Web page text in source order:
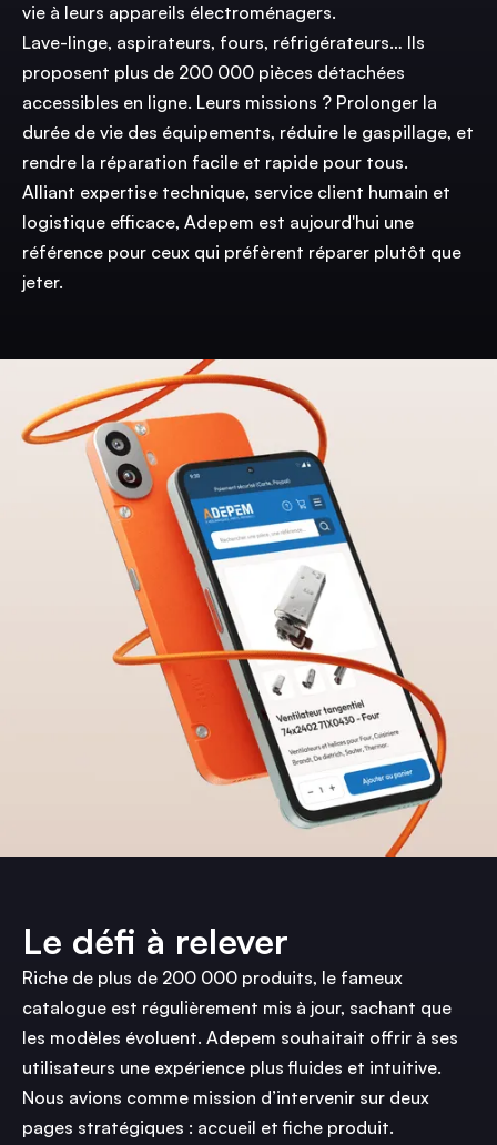
vie à leurs appareils électroménagers.
Lave-linge, aspirateurs, fours, réfrigérateurs… Ils
proposent plus de 200 000 pièces détachées
accessibles en ligne. Leurs missions ? Prolonger la
durée de vie des équipements, réduire le gaspillage, et
rendre la réparation facile et rapide pour tous.
Alliant expertise technique, service client humain et
logistique efficace, Adepem est aujourd'hui une
référence pour ceux qui préfèrent réparer plutôt que
jeter.
Le défi à relever
Riche de plus de 200 000 produits, le fameux
catalogue est régulièrement mis à jour, sachant que
les modèles évoluent. Adepem souhaitait offrir à ses
utilisateurs une expérience plus fluides et intuitive.
Nous avions comme mission d’intervenir sur deux
pages stratégiques : accueil et fiche produit.